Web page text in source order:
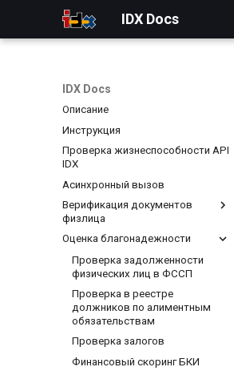
IDX Docs
IDX Docs
Описание
Инструкция
Проверка жизнеспособности API
IDX
Асинхронный вызов
Верификация документов
физлица
Комплексная проверка
Проверка статуса
Проверка водительского
удостоверения
Проверка соответствия
Оценка благонадежности
Проверка задолженности
физических лиц в ФССП
Проверка в реестре
должников по алиментным
обязательствам
Проверка залогов
Финансовый скоринг БКИ